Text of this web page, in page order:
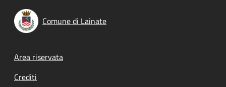
Comune di Lainate
Footer menu
Area riservata
Crediti